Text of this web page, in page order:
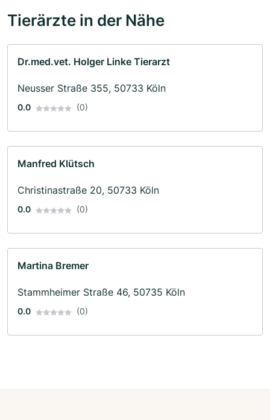
Tierärzte in der Nähe
Dr.med.vet. Holger Linke Tierarzt
Neusser Straße 355, 50733 Köln
0.0 (0)
Manfred Klütsch
Christinastraße 20, 50733 Köln
0.0 (0)
Martina Bremer
Stammheimer Straße 46, 50735 Köln
0.0 (0)